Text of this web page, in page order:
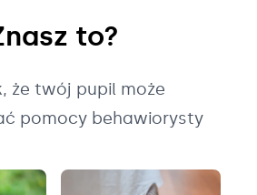
to?
że twój pupil może
pomocy behawiorysty